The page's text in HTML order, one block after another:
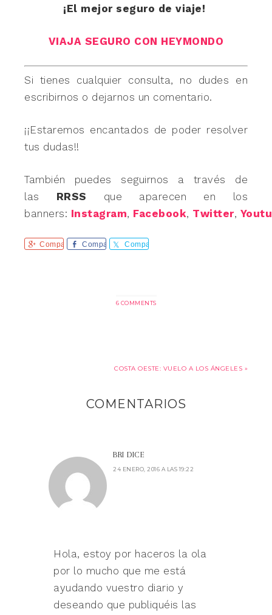
¡El mejor seguro de viaje!
VIAJA SEGURO CON HEYMONDO
Si tienes cualquier consulta, no dudes en
escribirnos o dejarnos un comentario.
¡¡Estaremos encantados de poder resolver
tus dudas!!
También puedes seguirnos a través de
las RRSS que aparecen en los
banners: Instagram, Facebook, Twitter,
Comparte Comparte Comparte
6 COMMENTS
COSTA OESTE: VUELO A LOS ÁNGELES »
COMENTARIOS
BRI DICE
24 ENERO, 2016 A LAS 19:22
Hola, estoy por haceros la ola
por lo mucho que me está
ayudando vuestro diario y
deseando que publiquéis las